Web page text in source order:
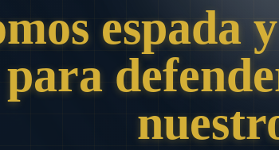
espada
para